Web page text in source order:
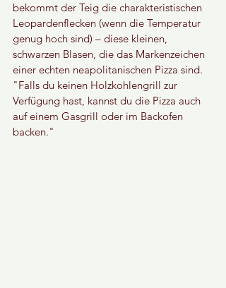
bekommt der Teig die charakteristischen
Leopardenflecken (wenn die Temperatur
genug hoch sind) – diese kleinen,
schwarzen Blasen, die das Markenzeichen
einer echten neapolitanischen Pizza sind.
"Falls du keinen Holzkohlengrill zur
Verfügung hast, kannst du die Pizza auch
auf einem Gasgrill oder im Backofen
backen."